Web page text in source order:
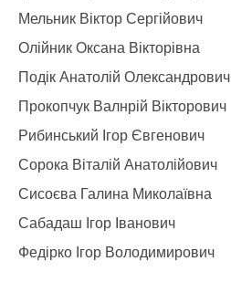
Мельник Віктор Сергійович
Олійник Оксана Вікторівна
Подік Анатолій Олександрович
Прокопчук Валнрій Вікторович
Рибинський Ігор Євгенович
Сорока Віталій Анатолійович
Сисоєва Галина Миколаївна
Сабадаш Ігор Іванович
Федірко Ігор Володимирович